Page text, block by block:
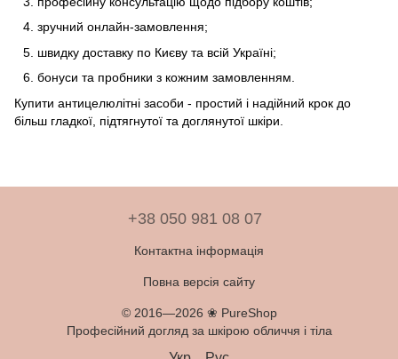
зручний онлайн-замовлення;
швидку доставку по Києву та всій Україні;
бонуси та пробники з кожним замовленням.
Купити антицелюлітні засоби - простий і надійний крок до
більш гладкої, підтягнутої та доглянутої шкіри.
+38 050 981 08 07
Контактна інформація
Повна версія сайту
© 2016—2026 ❀ PureShop
Професійний догляд за шкірою обличчя і тіла